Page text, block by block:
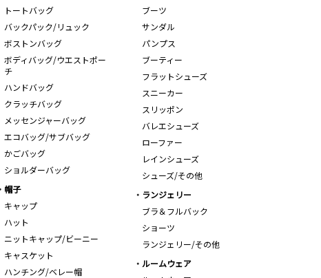
トートバッグ
バックパック/リュック
ボストンバッグ
ボディバッグ/ウエストポー
チ
ハンドバッグ
クラッチバッグ
メッセンジャーバッグ
エコバッグ/サブバッグ
かごバッグ
ショルダーバッグ
ブーツ
サンダル
パンプス
ブーティー
フラットシューズ
スニーカー
スリッポン
バレエシューズ
ローファー
レインシューズ
シューズ/その他
帽子
キャップ
ハット
ニットキャップ/ビーニー
キャスケット
ハンチング/ベレー帽
ランジェリー
ブラ＆フルバック
ショーツ
ランジェリー/その他
ルームウェア